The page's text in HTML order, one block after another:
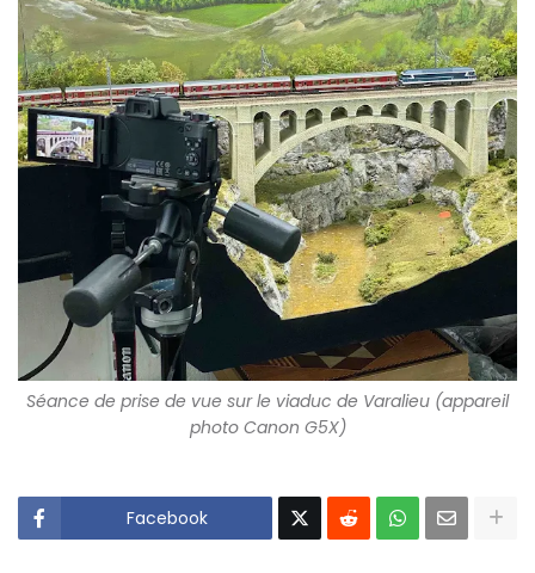
Séance de prise de vue sur le viaduc de Varalieu (appareil
photo Canon G5X)
Facebook